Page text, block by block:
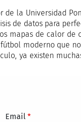
de la Universidad
de datos para
mapas de calor de
moderno que
ya existen
Email